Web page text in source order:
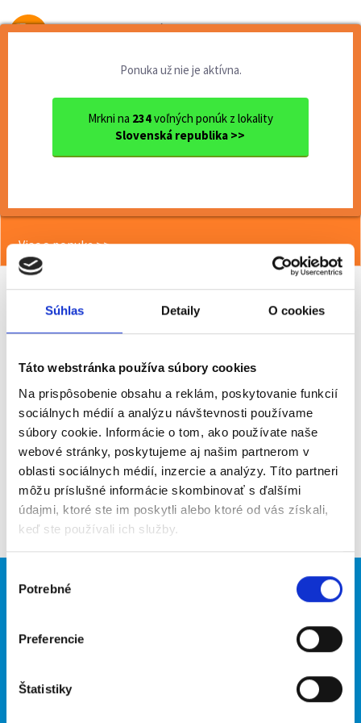
Súhlas Detaily O cookies
Táto webstránka používa súbory cookies
Na prispôsobenie obsahu a reklám, poskytovanie funkcií
sociálnych médií a analýzu návštevnosti používame
súbory cookie. Informácie o tom, ako používate naše
webové stránky, poskytujeme aj našim partnerom v
oblasti sociálnych médií, inzercie a analýzy. Títo partneri
môžu príslušné informácie skombinovať s ďalšími
údajmi, ktoré ste im poskytli alebo ktoré od vás získali,
keď ste používali ich služby.
súhlasu
Potrebné
Preferencie
Štatistiky
Od prvej brigády
Ponuka už nie je aktívna.
Mrkni na 234voľných ponúk z lokality
Slovenská republika >>
Ok. Nitra
<< Späť
Viac o ponuke >>
Poslať na email
Upozorniť na inzerát
Pridať do obľúbených
Späť
Brigádnici
Hľadané brigády
O portáli Naše ďalšie projekty